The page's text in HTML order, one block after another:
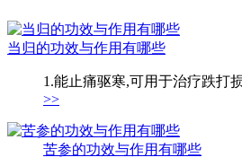
当归的功效与作用有哪些
1.能止痛驱寒,可用于治疗跌打
>>
苦参的功效与作用有哪些